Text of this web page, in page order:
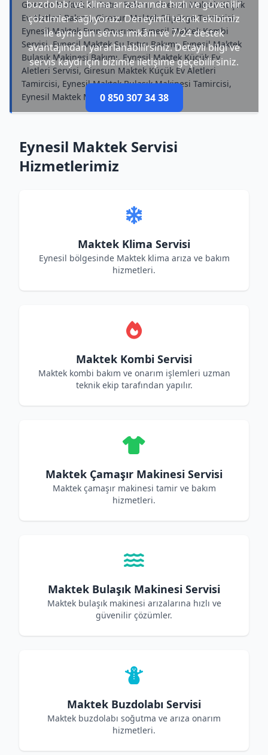
buzdolabı ve klima arızalarında hızlı ve güvenilir
çözümler sağlıyoruz. Deneyimli teknik ekibimiz
ile aynı gün servis imkânı ve 7/24 destek
avantajından yararlanabilirsiniz. Detaylı bilgi ve
servis kaydı için bizimle iletişime geçebilirsiniz.
0 850 307 34 38
Giresun Maktek Su Isıtıcı Bakımı, Giresun Maktek Küçük
Ev Aletleri Bakımı, Giresun Maktek Süpürge Tamircisi,
Eynesil Maktek Fırın Onarımı, Eynesil Maktek Kombi
Servisi, Eynesil Maktek Su Isıtıcı Bakımı, Eynesil Maktek
Bulaşık Makinesi Bakımı, Eynesil Maktek Küçük Ev
Aletleri Servisi, Giresun Maktek Küçük Ev Aletleri
Tamircisi, Eynesil Maktek Bulaşık Makinesi Tamircisi,
Eynesil Maktek Mikrodalga Tamircisi
Eynesil Maktek Servisi
Hizmetlerimiz
Maktek Klima Servisi
Eynesil bölgesinde Maktek klima arıza ve bakım
hizmetleri.
Maktek Kombi Servisi
Maktek kombi bakım ve onarım işlemleri uzman
teknik ekip tarafından yapılır.
Maktek Çamaşır Makinesi Servisi
Maktek çamaşır makinesi tamir ve bakım
hizmetleri.
Maktek Bulaşık Makinesi Servisi
Maktek bulaşık makinesi arızalarına hızlı ve
güvenilir çözümler.
Maktek Buzdolabı Servisi
Maktek buzdolabı soğutma ve arıza onarım
hizmetleri.